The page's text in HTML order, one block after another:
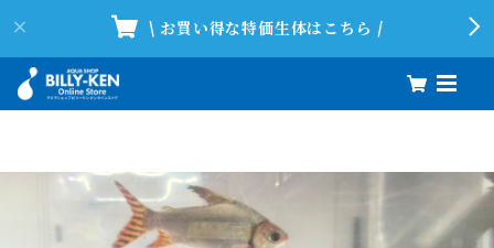
\ お買い得な特価生体はこちら /